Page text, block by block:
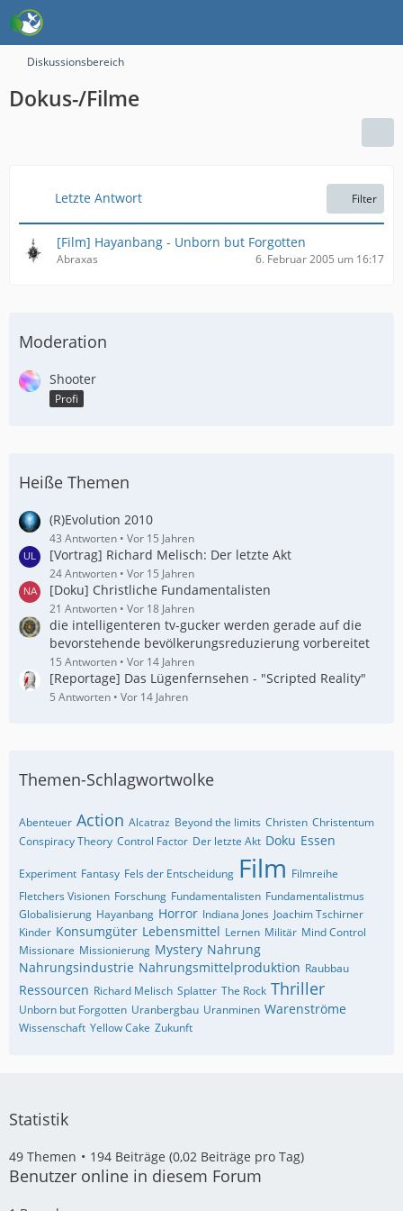
Diskussionsbereich
Dokus-/Filme
Letzte Antwort Filter
[Film] Hayanbang - Unborn but Forgotten
Abraxas 6. Februar 2005 um 16:17
Moderation
Shooter
Profi
Heiße Themen
(R)Evolution 2010
43 Antworten Vor 15 Jahren
[Vortrag] Richard Melisch: Der letzte Akt
24 Antworten Vor 15 Jahren
[Doku] Christliche Fundamentalisten
21 Antworten Vor 18 Jahren
die intelligenteren tv-gucker werden gerade auf die
bevorstehende bevölkerungsreduzierung vorbereitet
15 Antworten Vor 14 Jahren
[Reportage] Das Lügenfernsehen - "Scripted Reality"
5 Antworten Vor 14 Jahren
Themen-Schlagwortwolke
Abenteuer Action Alcatraz Beyond the limits Christen Christentum
Conspiracy Theory Control Factor Der letzte Akt Doku Essen
Experiment Fantasy Fels der Entscheidung Film Filmreihe
Fletchers Visionen Forschung Fundamentalisten Fundamentalistmus
Globalisierung Hayanbang Horror Indiana Jones Joachim Tschirner
Kinder Konsumgüter Lebensmittel Lernen Militär Mind Control
Missionare Missionierung Mystery Nahrung
Nahrungsindustrie Nahrungsmittelproduktion Raubbau
Ressourcen Richard Melisch Splatter The Rock Thriller
Unborn but Forgotten Uranbergbau Uranminen Warenströme
Wissenschaft Yellow Cake Zukunft
Statistik
49 Themen 194 Beiträge (0,02 Beiträge pro Tag)
Benutzer online in diesem Forum